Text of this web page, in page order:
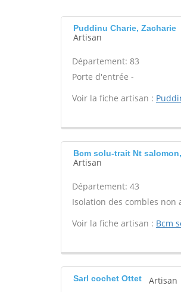
Puddinu Charie, Zacharie
Artisan
Département: 83
Porte d'entrée -
Voir la fiche artisan :
Bcm solu-trait Nt
Artisan
Département: 43
Isolation des combles non
Voir la fiche artisan : Bcm
Sarl cochet Ottet Artisan